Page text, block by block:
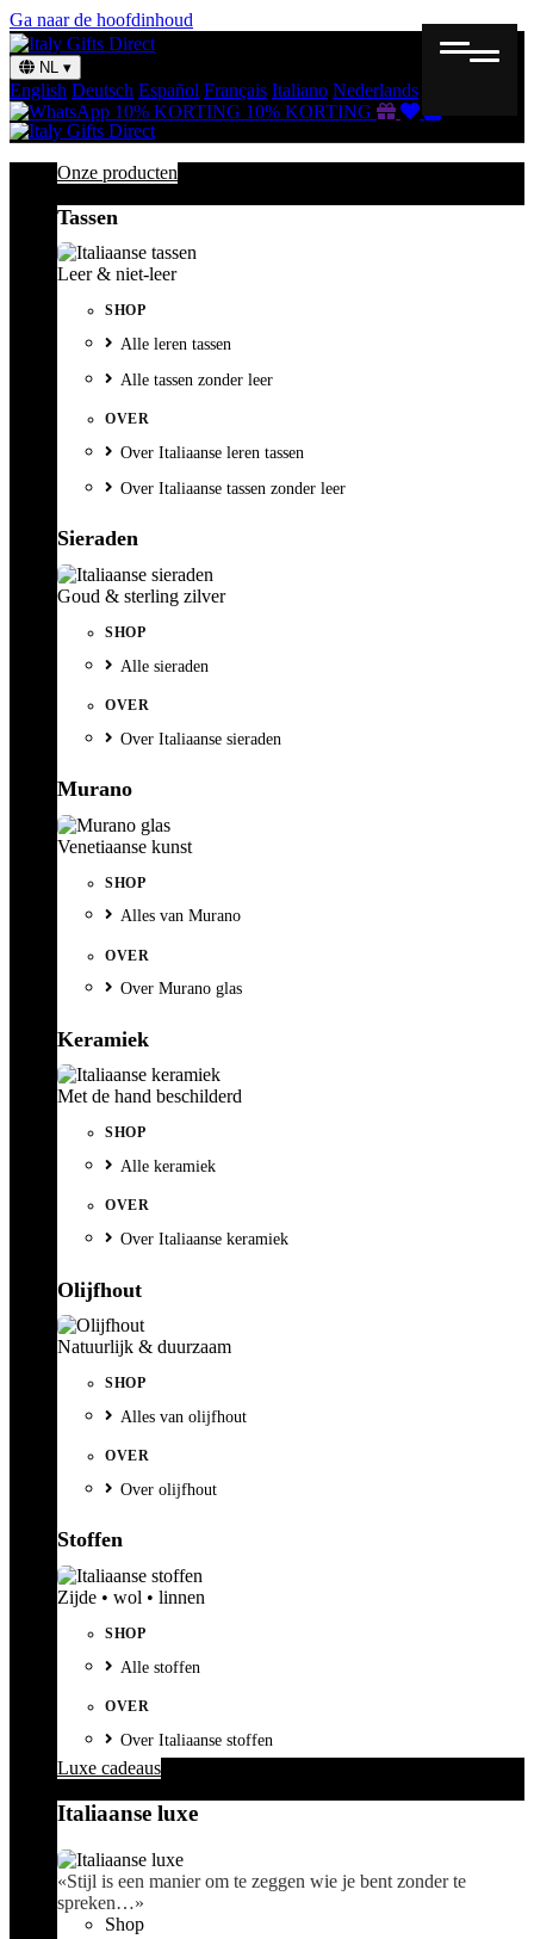
Ga naar de hoofdinhoud
NL ▾
English Deutsch Español Français Italiano Nederlands
10% KORTING 10% KORTING Cadeaubon
Onze producten
Tassen
Leer & niet-leer
SHOP
Alle leren tassen
Alle tassen zonder leer
OVER
Over Italiaanse leren tassen
Over Italiaanse tassen zonder leer
Sieraden
Goud & sterling zilver
SHOP
Alle sieraden
OVER
Over Italiaanse sieraden
Murano
Venetiaanse kunst
SHOP
Alles van Murano
OVER
Over Murano glas
Keramiek
Met de hand beschilderd
SHOP
Alle keramiek
OVER
Over Italiaanse keramiek
Olijfhout
Natuurlijk & duurzaam
SHOP
Alles van olijfhout
OVER
Over olijfhout
Stoffen
Zijde • wol • linnen
SHOP
Alle stoffen
OVER
Over Italiaanse stoffen
Luxe cadeaus
Italiaanse luxe
«Stijl is een manier om te zeggen wie je bent zonder te
spreken…»
Shop